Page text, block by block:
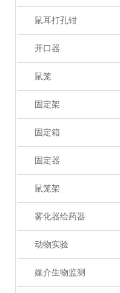
鼠耳打孔钳
开口器
鼠笼
固定架
固定箱
固定器
鼠笼架
雾化器给药器
动物实验
媒介生物监测